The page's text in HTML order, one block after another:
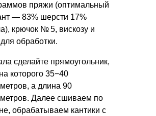
пряжи (оптимальный
— 83% шерсти 17%
крючок № 5, вискозу и
обработки.
сделайте прямоугольник,
которого 35−40
а длина 90
Далее сшиваем по
обрабатываем кантики с